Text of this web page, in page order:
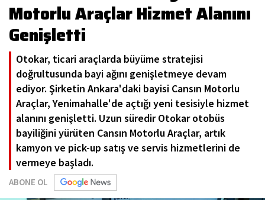
Motorlu Araçlar Hizmet Alanını
Genişletti
Otokar, ticari araçlarda büyüme stratejisi
doğrultusunda bayi ağını genişletmeye devam
ediyor. Şirketin Ankara'daki bayisi Cansın Motorlu
Araçlar, Yenimahalle'de açtığı yeni tesisiyle hizmet
alanını genişletti. Uzun süredir Otokar otobüs
bayiliğini yürüten Cansın Motorlu Araçlar, artık
kamyon ve pick-up satış ve servis hizmetlerini de
vermeye başladı.
ABONE OL